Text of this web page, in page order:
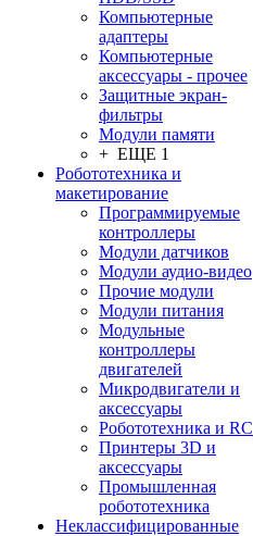
Компьютерные
адаптеры
Компьютерные
аксессуары - прочее
Защитные экран-
фильтры
Модули памяти
+ ЕЩЕ 1
Робототехника и
макетирование
Программируемые
контроллеры
Модули датчиков
Модули аудио-видео
Прочие модули
Модули питания
Модульные
контроллеры
двигателей
Микродвигатели и
аксессуары
Робототехника и RC
Принтеры 3D и
аксессуары
Промышленная
робототехника
Неклассифицированные